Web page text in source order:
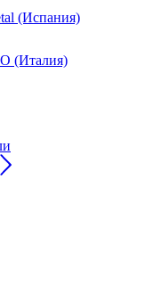
(Испания)
(Италия)